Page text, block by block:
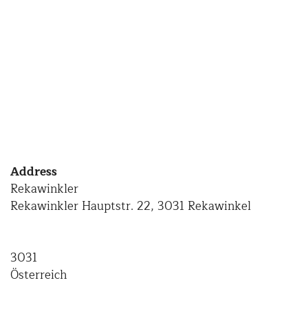
Address
Rekawinkler
Rekawinkler Hauptstr. 22, 3031 Rekawinkel
3031
Österreich